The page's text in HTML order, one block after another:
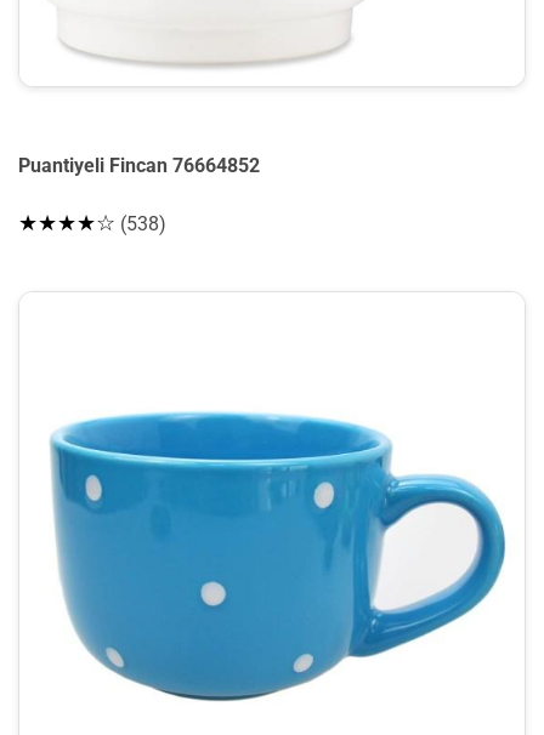
Puantiyeli Fincan 76664852
★★★★☆ (538)